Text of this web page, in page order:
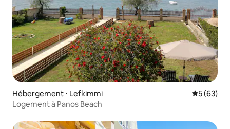
Hébergement ⋅ Lefkimmi
5 (63)
Logement à Panos Beach